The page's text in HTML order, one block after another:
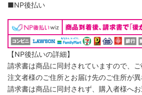
■NP後払い
【NP後払いの詳細】
請求書は商品に同封されていますので、ご
注文者様のご住所とお届け先のご住所が異
請求書は商品に同封されず、購入者様へお